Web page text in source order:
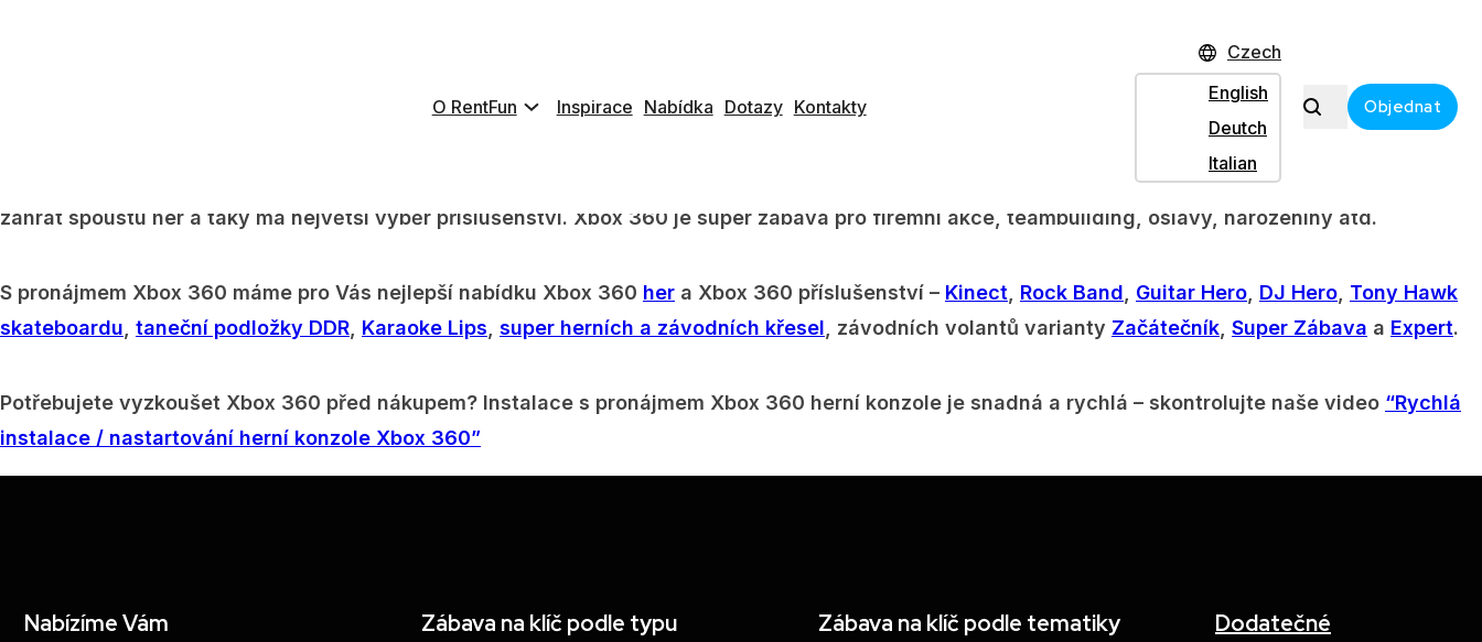
O RentFun Inspirace Nabídka Dotazy Kontakty
Czech
English
Deutch
Italian
Objednat
, kabely podle přání pro LCD TV / Plazma TV / LCD monitor (VGA, DVI) / Projektor / Klasické TV (Scart, AV, Component) / Reproduktory.
rodinou, tak i na akcích: na firemní párty, narozeniny a různé oslavy. Má jednoduché ovládání, které zvládnou i Vaši děti. Xbox 360 nabízí možnost
zahrát spoustu her a taky má největší výběr příslušenství. Xbox 360 je super zábava pro firemní akce, teambuilding, oslavy, narozeniny atd.
S pronájmem Xbox 360 máme pro Vás nejlepší nabídku Xbox 360 her a Xbox 360 příslušenství – Kinect Rock Band Guitar Hero DJ Hero Tony Hawk
skateboardu taneční podložky DDR Karaoke Lips super herních a závodních křesel , závodních volantů varianty Začátečník Super Zábava a Expert.
Potřebujete vyzkoušet Xbox 360 před nákupem? Instalace s pronájmem Xbox 360 herní konzole je snadná a rychlá – skontrolujte naše video “Rychlá
instalace / nastartování herní konzole Xbox 360”
Nabízíme Vám Zábava na klíč podle typu Zábava na klíč podle tematiky Dodatečné